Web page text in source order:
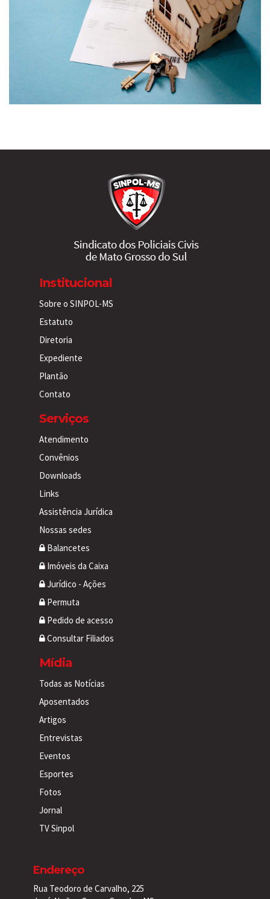
Institucional
Sobre o SINPOL-MS
Estatuto
Diretoria
Expediente
Plantão
Contato
Serviços
Atendimento
Convênios
Downloads
Links
Assistência Jurídica
Nossas sedes
Balancetes
Imóveis da Caixa
Jurídico - Ações
Permuta
Pedido de acesso
Consultar Filiados
Mídia
Todas as Notícias
Aposentados
Artigos
Entrevistas
Eventos
Esportes
Fotos
Jornal
TV Sinpol
Endereço
Rua Teodoro de Carvalho, 225